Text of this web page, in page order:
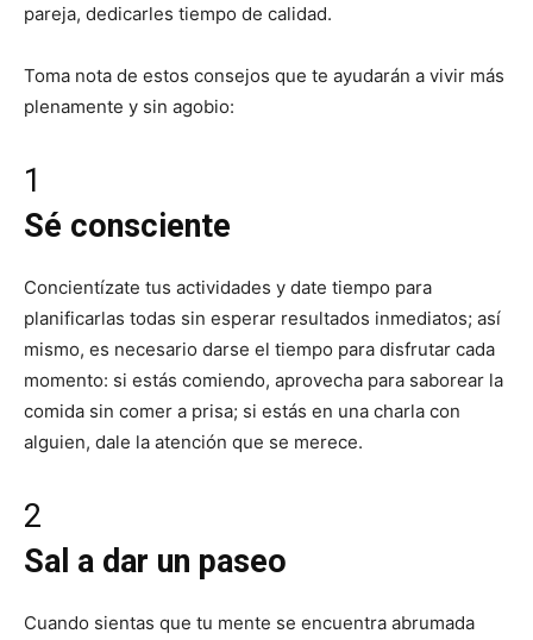
pareja, dedicarles tiempo de calidad.
Toma nota de estos consejos que te ayudarán a vivir más
plenamente y sin agobio:
1
Sé consciente
Concientízate tus actividades y date tiempo para
planificarlas todas sin esperar resultados inmediatos; así
mismo, es necesario darse el tiempo para disfrutar cada
momento: si estás comiendo, aprovecha para saborear la
comida sin comer a prisa; si estás en una charla con
alguien, dale la atención que se merece.
2
Sal a dar un paseo
Cuando sientas que tu mente se encuentra abrumada